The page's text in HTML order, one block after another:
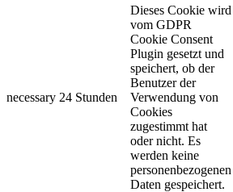
necessary 24 Stunden
Dieses Cookie wird
vom GDPR
Cookie Consent
Plugin gesetzt und
speichert, ob der
Benutzer der
Verwendung von
Cookies
zugestimmt hat
oder nicht. Es
werden keine
personenbezogenen
Daten gespeichert.